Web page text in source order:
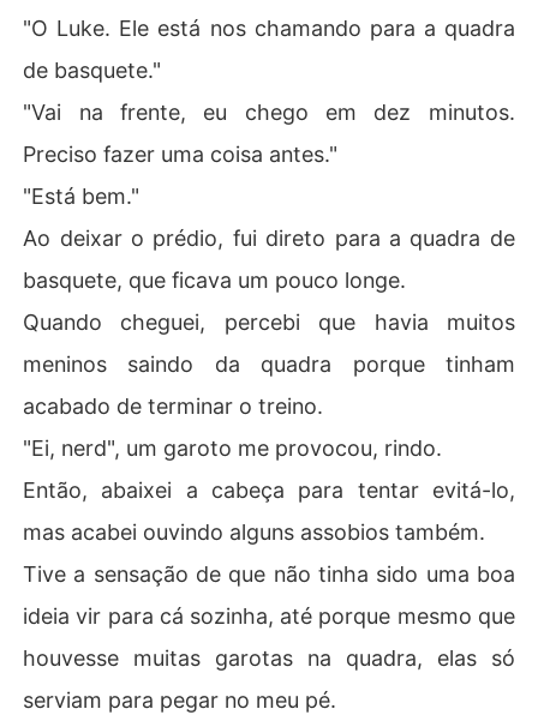
"O Luke. Ele está nos chamando para a quadra
de basquete."
"Vai na frente, eu chego em dez minutos.
Preciso fazer uma coisa antes."
"Está bem."
Ao deixar o prédio, fui direto para a quadra de
basquete, que ficava um pouco longe.
Quando cheguei, percebi que havia muitos
meninos saindo da quadra porque tinham
acabado de terminar o treino.
"Ei, nerd", um garoto me provocou, rindo.
Então, abaixei a cabeça para tentar evitá-lo,
mas acabei ouvindo alguns assobios também.
Tive a sensação de que não tinha sido uma boa
ideia vir para cá sozinha, até porque mesmo que
houvesse muitas garotas na quadra, elas só
serviam para pegar no meu pé.